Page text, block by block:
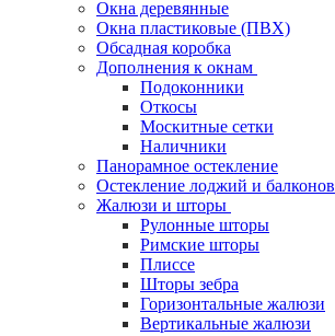
Окна деревянные
Окна пластиковые (ПВХ)
Обсадная коробка
Дополнения к окнам
Подоконники
Откосы
Москитные сетки
Наличники
Панорамное остекление
Остекление лоджий и балконов
Жалюзи и шторы
Рулонные шторы
Римские шторы
Плиссе
Шторы зебра
Горизонтальные жалюзи
Вертикальные жалюзи